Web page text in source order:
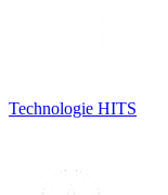
Technologie HITS